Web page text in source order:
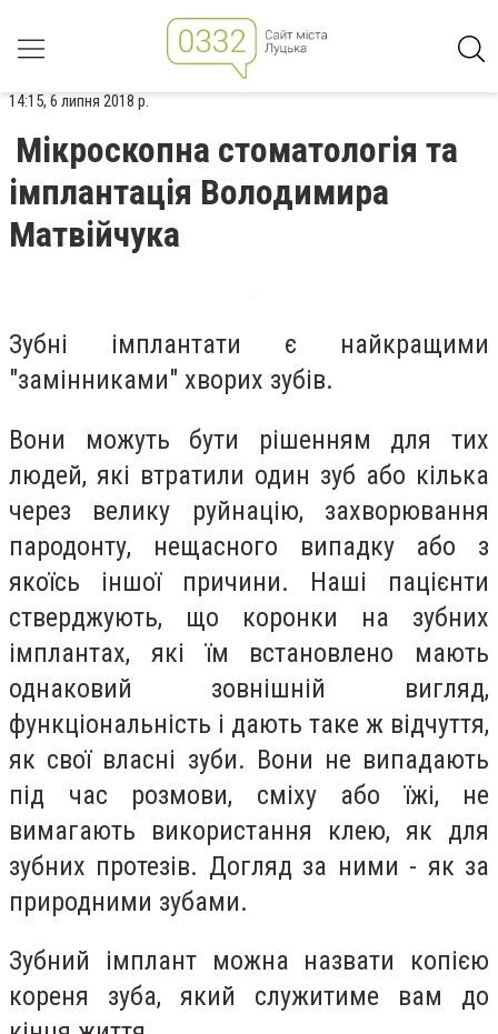
14:15, 6 липня 2018 р.
Мікроскопна стоматологія та
імплантація Володимира
Матвійчука
Зубні імплантати є найкращими
"замінниками" хворих зубів.
Вони можуть бути рішенням для тих
людей, які втратили один зуб або кілька
через велику руйнацію, захворювання
пародонту, нещасного випадку або з
якоїсь іншої причини. Наші пацієнти
стверджують, що коронки на зубних
імплантах, які їм встановлено мають
однаковий зовнішній вигляд,
функціональність і дають таке ж відчуття,
як свої власні зуби. Вони не випадають
під час розмови, сміху або їжі, не
вимагають використання клею, як для
зубних протезів. Догляд за ними - як за
природними зубами.
Зубний імплант можна назвати копією
кореня зуба, який служитиме вам до